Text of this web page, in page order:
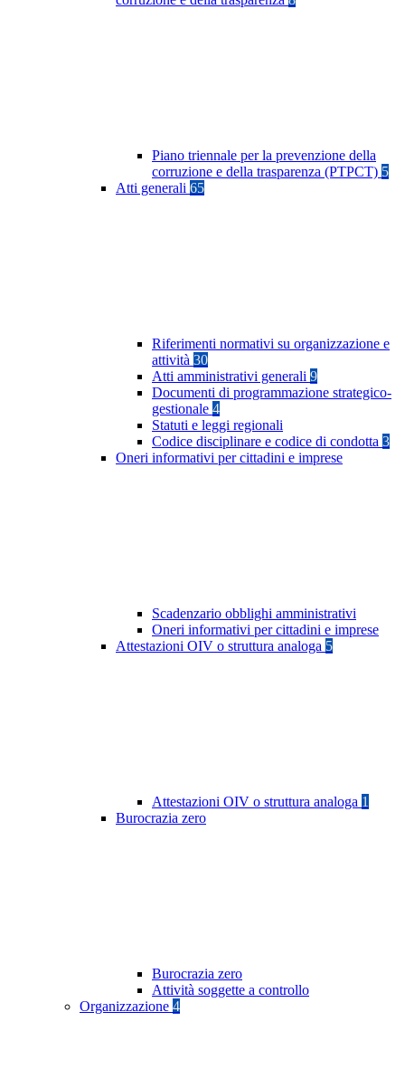
Piano triennale per la prevenzione della
corruzione e della trasparenza (PTPCT) 5
Atti generali 65
Riferimenti normativi su organizzazione e
attività 30
Atti amministrativi generali 9
Documenti di programmazione strategico-
gestionale 4
Statuti e leggi regionali
Codice disciplinare e codice di condotta 3
Oneri informativi per cittadini e imprese
Scadenzario obblighi amministrativi
Oneri informativi per cittadini e imprese
Attestazioni OIV o struttura analoga 5
Attestazioni OIV o struttura analoga 1
Burocrazia zero
Burocrazia zero
Attività soggette a controllo
Organizzazione 4